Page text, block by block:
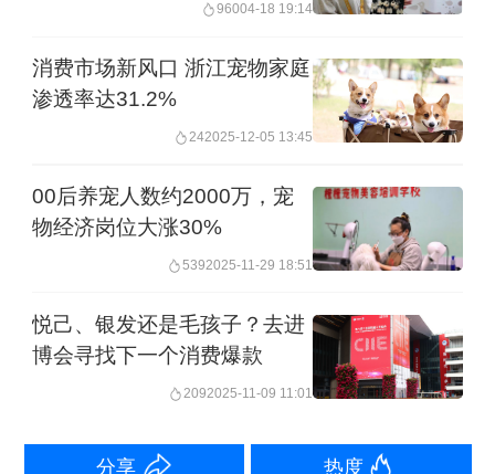
长3.5%，其中宠物护理业务同比增长了
2.7%。
“中国宠物营养消费市场正在经历变革。
足基础喂养需求，而是支持宠物的全方
位健康管理，因此冠能品牌正在升级，
加速产品迭代与服务升级。”雀巢普瑞纳
宠物食品大中华区业务负责人Francois
96004-18 19:14
消费市场新风口 浙江宠物家庭
渗透率达31.2%
242025-12-05 13:45
00后养宠人数约2000万，宠
物经济岗位大涨30%
5392025-11-29 18:51
悦己、银发还是毛孩子？去进
博会寻找下一个消费爆款
2092025-11-09 11:01
分享 热度